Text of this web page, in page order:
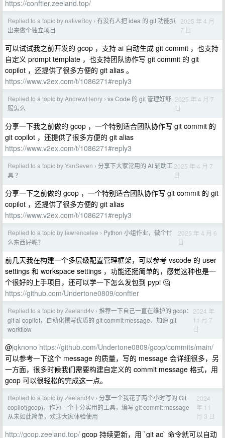
https://conftier.zeeland.top/
Replied to a topic by nativeBoy › 有没有人把 idea 的 git 功能扒
出来做个独立项目
2025 年 4 月
7 日
可以试试我之前开发的 gcop ，支持 ai 自动生成 git commit ，也支持
自定义 prompt template ，也支持团队协作写 git commit 的 git
copilot ，还提供了很多方便的 git alias 。
https://www.v2ex.com/t/1086271#reply3
Replied to a topic by AndrewHenry › vs Code 的 git 管理好舒
服怎么
2025 年 4 月 7
日
分享一下我之前做的 gcop ，一个特别适合团队协作写 git commit 的
git copilot ，还提供了很多方便的 git alias
https://www.v2ex.com/t/1086271#reply3
Replied to a topic by YanSeven › 分享下大家常用的 AI 辅助工
具 ？
2025 年 4 月 7
日
分享一下之前做的 gcop ，一个特别适合团队协作写 git commit 的 git
copilot ，还提供了很多方便的 git alias
https://www.v2ex.com/t/1086271#reply3
Replied to a topic by lawrencelee › Python 小组作业，做个什
么东西好呢？
2025 年 4 月 6
日
前几天我在构建一个多层级配置管理框架，可以参考 vscode 的 user
settings 和 workspace settings ，功能还挺简单的，感觉这种也是一
个很好的上手项目，还可以学一下怎么发包到 pypi 🤔
https://github.com/Undertone0809/conftier
Replied to a topic by Zeeland4v › 推荐一下自己一直在维护的 gcop：
git ai copilot，自动化撰写优质的 git commit message、加速 git
workflow
2024 年
11 月 7
日
@jqknono https://github.com/Undertone0809/gcop/commits/main/
可以参考一下这个 message 的质量，写的 message 会详细很多，另
一方面，很多时候我们需要构建自定义的 commit message 格式，用
gcop 可以很轻松的完成这一点。
Replied to a topic by Zeeland4v › 分享一个我花了两个小时写的 Git
copilot(gcop)，作为一个十分实用的工具，编写 git commit message
从未如此简单，欢迎大家体验使用
2024
年 11
月 3 日
http://gcop.zeeland.top/ gcop 持续更新，用 `git ac` 命令就可以自动